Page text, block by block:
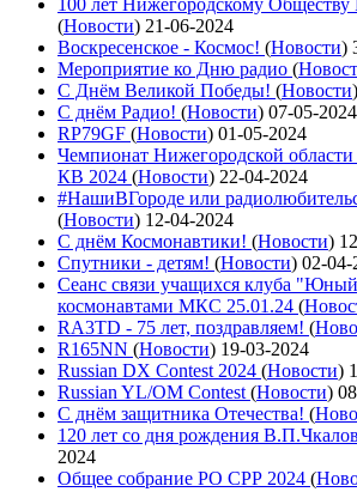
(Новости) 21-06-2024
Воскресенское - Космос! (Новости)
Мероприятие ко Дню радио (
С Днём Великой Победы! (Новости)
С днём Радио! (Новости) 07-05-2024
RP79GF (Новости) 01-05-2024
Чемпионат Нижегородской области
КВ 2024 (Новости) 22-04-2024
#НашиВГороде или
(Новости) 12-04-2024
С днём Космонавтики! (Новости)
Спутники - детям! (Новости) 02-04-
Сеанс связи учащихся клуба
космонавтами МКС 25.01.24 (
RA3TD - 75 лет, поздравляем! (
R165NN (Новости) 19-03-2024
Russian DX Contest 2024 (Новости)
Russian YL/OM Contest (Новости)
С днём защитника Отечества! (
120 лет со дня рождения
2024
Общее собрание РО СРР 2024 (